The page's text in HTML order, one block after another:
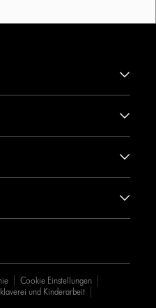
Cookie Einstellungen
und Kinderarbeit